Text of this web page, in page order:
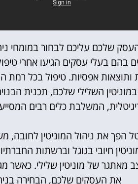
שלכם עליכם לבחור במומחי
בהם בעלי עסקים הגיעו אחרי
אפסיות. טיפול בכל רמת
השלילי שלכם, תכנית
המשלבת כלים רבים
הפך את ניהול המוניטין
חיובי בגוגל וברשתות
מאתגר של מוניטין שלילי.כאשר
את העסקים שלכם, הבחירה